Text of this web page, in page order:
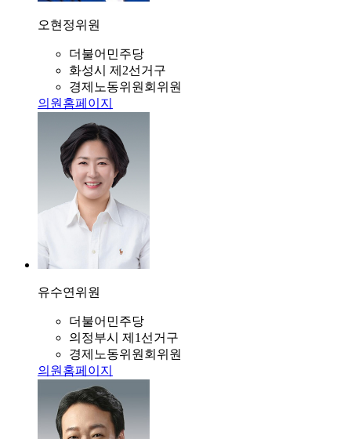
오현정위원
더불어민주당
화성시 제2선거구
경제노동위원회위원
의원홈페이지
유수연 위원
더불어민주당
의정부시 제1선거구
경제노동위원회위원
의원홈페이지